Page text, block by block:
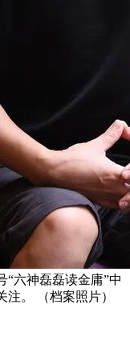
“六神磊磊读金庸”中
。 （档案照片）